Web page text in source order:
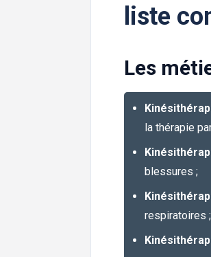
liste
Les
la thérapie
blessures ;
respiratoires ;